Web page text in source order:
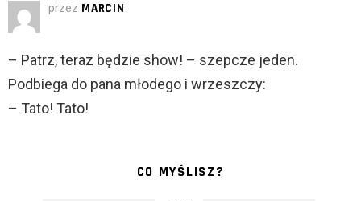
przez MARCIN
– Patrz, teraz będzie show! – szepcze jeden.
Podbiega do pana młodego i wrzeszczy:
– Tato! Tato!
CO MYŚLISZ?